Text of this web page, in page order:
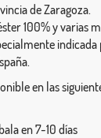
de Zaragoza.
100% y varias
en las
en 7-10 días